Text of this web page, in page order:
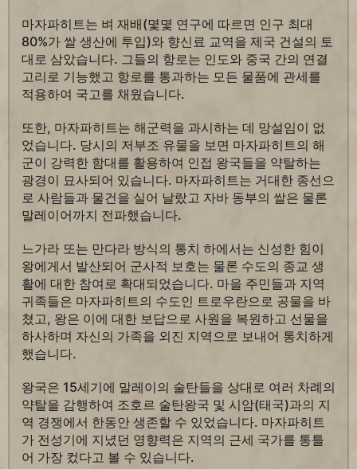
마자파히트는 벼 재배(몇몇 연구에 따르면 인구 최대
80%가 쌀 생산에 투입)와 향신료 교역을 제국 건설의 토
대로 삼았습니다. 그들의 항로는 인도와 중국 간의 연결
고리로 기능했고 항로를 통과하는 모든 물품에 관세를
적용하여 국고를 채웠습니다.
또한, 마자파히트는 해군력을 과시하는 데 망설임이 없
었습니다. 당시의 저부조 유물을 보면 마자파히트의 해
군이 강력한 함대를 활용하여 인접 왕국들을 약탈하는
광경이 묘사되어 있습니다. 마자파히트는 거대한 종선으
로 사람들과 물건을 실어 날랐고 자바 동부의 쌀은 물론
말레이어까지 전파했습니다.
느가라 또는 만다라 방식의 통치 하에서는 신성한 힘이
왕에게서 발산되어 군사적 보호는 물론 수도의 종교 생
활에 대한 참여로 확대되었습니다. 마을 주민들과 지역
귀족들은 마자파히트의 수도인 트로우란으로 공물을 바
쳤고, 왕은 이에 대한 보답으로 사원을 복원하고 선물을
하사하며 자신의 가족을 외진 지역으로 보내어 통치하게
했습니다.
왕국은 15세기에 말레이의 술탄들을 상대로 여러 차례의
약탈을 감행하여 조호르 술탄왕국 및 시암(태국)과의 지
역 경쟁에서 한동안 생존할 수 있었습니다. 마자파히트
가 전성기에 지녔던 영향력은 지역의 근세 국가를 통틀
어 가장 컸다고 볼 수 있습니다.